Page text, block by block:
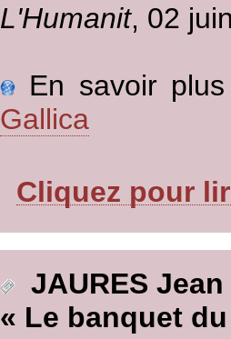
L'Humanit, 02
En savoir
Gallica
Cliquez pour
JAURES Jean
« Le banquet